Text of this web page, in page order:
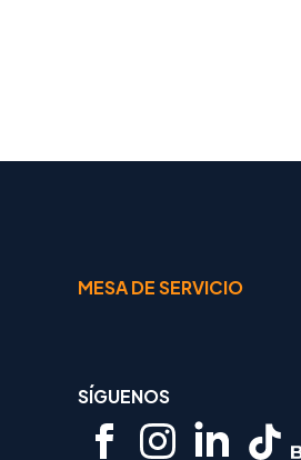
MESA DE SERVICIO
SÍGUENOS